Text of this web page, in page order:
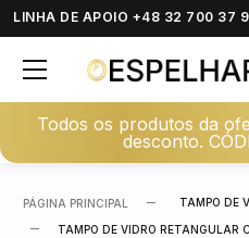
LINHA DE APOIO +48 32 700 37
Todos os produtos da
desconto.
PÁGINA PRINCIPAL TAMPO DE
TAMPO DE VIDRO RETANGULAR